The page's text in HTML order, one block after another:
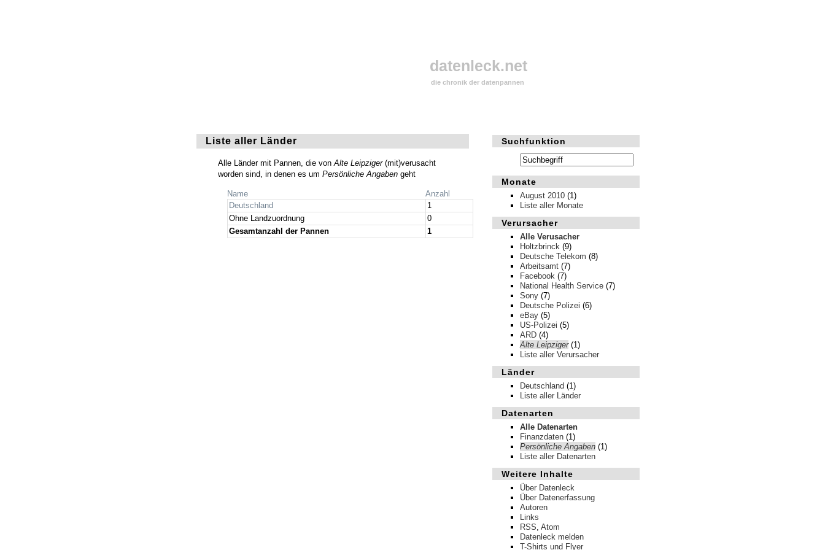
datenleck.net
die chronik der datenpannen
Suchfunktion
Monate
August 2010 (1)
Liste aller Monate
Verursacher
Alle Verusacher
Holtzbrinck (9)
Deutsche Telekom (8)
Arbeitsamt (7)
Facebook (7)
National Health Service (7)
Sony (7)
Deutsche Polizei (6)
eBay (5)
US-Polizei (5)
ARD (4)
Alte Leipziger(1)
Liste aller Verursacher
Länder
Deutschland (1)
Liste aller Länder
Datenarten
Alle Datenarten
Finanzdaten (1)
Persönliche Angaben (1)
Liste aller Datenarten
Weitere Inhalte
Über Datenleck
Über Datenerfassung
Autoren
Links
RSS, Atom
Datenleck melden
T-Shirts und Flyer
Liste aller Länder
Alle Länder mit Pannen, die von Alte Leipziger(mit)verusacht
worden sind, in denen es um Persönliche Angabengeht
Name
Anzahl
Deutschland
1
Ohne Landzuordnung
0
Gesamtanzahl der Pannen
1